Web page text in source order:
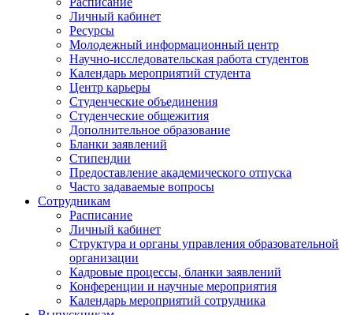
Личный кабинет
Ресурсы
Молодежный информационный центр
Научно-исследовательская работа студентов
Календарь мероприятий студента
Центр карьеры
Студенческие объединения
Студенческие общежития
Дополнительное образование
Бланки заявлений
Стипендии
Предоставление академического отпуска
Часто задаваемые вопросы
Сотрудникам
Расписание
Личный кабинет
Структура и органы управления образовательной
организации
Кадровые процессы, бланки заявлений
Конференции и научные мероприятия
Календарь мероприятий сотрудника